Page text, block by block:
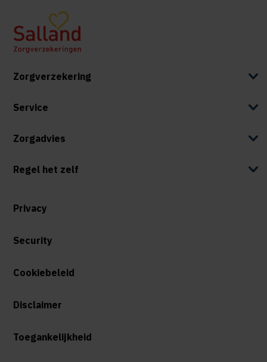
Zorgverzekering
Service
Zorgadvies
Regel het zelf
Privacy
Security
Cookiebeleid
Disclaimer
Toegankelijkheid